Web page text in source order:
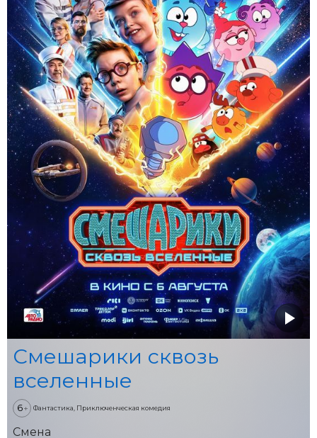
Смешарики сквозь
вселенные
6+ Фантастика, Приключенческая комедия
Смена